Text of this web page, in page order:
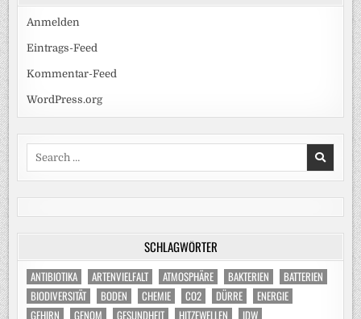
Anmelden
Eintrags-Feed
Kommentar-Feed
WordPress.org
SCHLAGWÖRTER
ANTIBIOTIKA ARTENVIELFALT ATMOSPHÄRE BAKTERIEN
BATTERIEN
BIODIVERSITÄT
BODEN CHEMIE CO2 DÜRRE
ENERGIE
GEHIRN
GENOM GESUNDHEIT HITZEWELLEN
IDW